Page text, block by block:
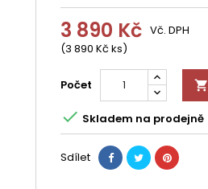
3 890 Kč
(3 890 Kč ks)
Vč. DPH
Počet 
 Skladem na prodejně
Sdílet